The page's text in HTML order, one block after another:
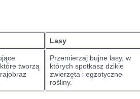
Lasy
tworzą
Przemierzaj bujne lasy,⁣ w
⁢których spotkasz ‌dzikie ​
zwierzęta ⁤i​ egzotyczne ​
rośliny.